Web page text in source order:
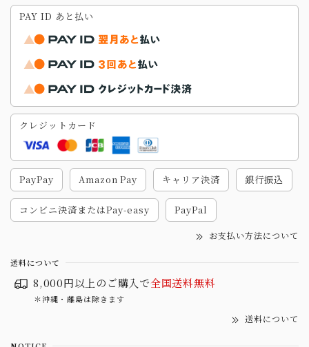
PAY ID あと払い
クレジットカード
PayPay Amazon Pay キャリア決済 銀行振込
コンビニ決済またはPay-easy PayPal
お支払い方法について
送料について
8,000円以上のご購入で全国送料無料
＊沖縄・離島は除きます
送料について